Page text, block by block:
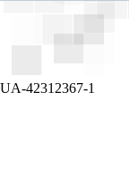
UA-42312367-1